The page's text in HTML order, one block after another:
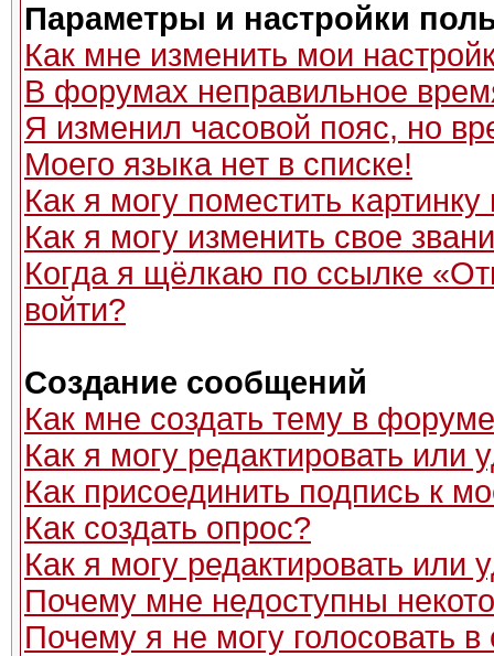
Параметры и настройки
Как мне изменить мои
В форумах неправильное
Я изменил часовой пояс, но
Моего языка нет в списке!
Как я могу поместить
Как я могу изменить свое
Когда я щёлкаю по ссылке
войти?
Создание сообщений
Как мне создать тему в
Как я могу редактировать или
Как присоединить подпись к
Как создать опрос?
Как я могу редактировать или
Почему мне недоступны
Почему я не могу голосовать в